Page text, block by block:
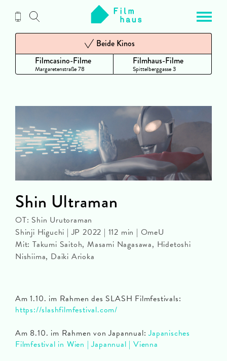
Inhalt
Filmcasino-Filme
Margaretenstraße 78
Beide Kinos
Filmhaus-Filme
Spittelberggasse 3
Am 1.10. im Rahmen des SLASH Filmfestivals:
https://slashfilmfestival.com/
Am 8.10. im Rahmen von Japannual:Japanisches
Filmfestival in Wien | Japannual | Vienna
Shin Ultraman
OT: Shin Urutoraman
Shinji Higuchi | JP 2022 | 112 min | OmeU
Mit: Takumi Saitoh, Masami Nagasawa, Hidetoshi
Nishiima, Daiki Arioka